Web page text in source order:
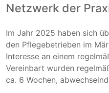
Netzwerk der
Im Jahr 2025 haben sich
den Pflegebetrieben im
Interesse an einem
Vereinbart wurden
ca. 6 Wochen,